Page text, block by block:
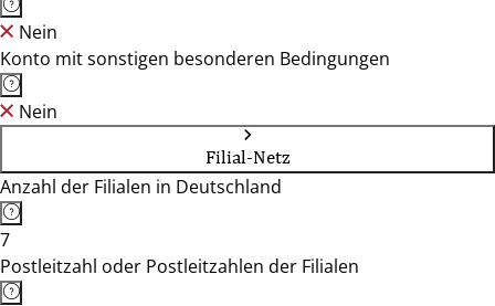
Nein
Konto mit sonstigen besonderen Bedingungen
Nein
Filial-Netz
Anzahl der Filialen in Deutschland
7
Postleitzahl oder Postleitzahlen der Filialen